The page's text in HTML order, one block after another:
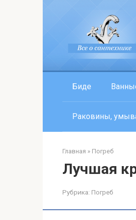
Биде
Раковины,
Главная » Погреб
Лучшая
Рубрика: Погреб